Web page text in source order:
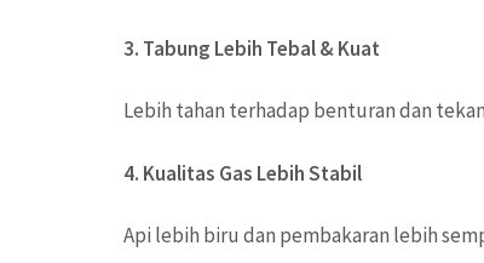
3. Tabung Lebih Tebal & Kuat
Lebih tahan terhadap benturan dan
4. Kualitas Gas Lebih Stabil
Api lebih biru dan pembakaran lebih